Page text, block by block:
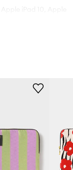
многоцветен
WOUF